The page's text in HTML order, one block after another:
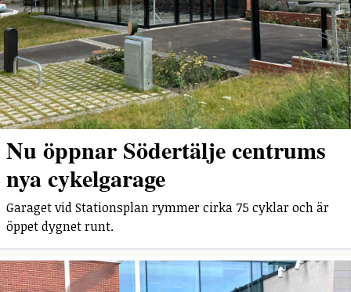
Nu öppnar Södertälje centrums
nya cykelgarage
Garaget vid Stationsplan rymmer cirka 75 cyklar och är
öppet dygnet runt.